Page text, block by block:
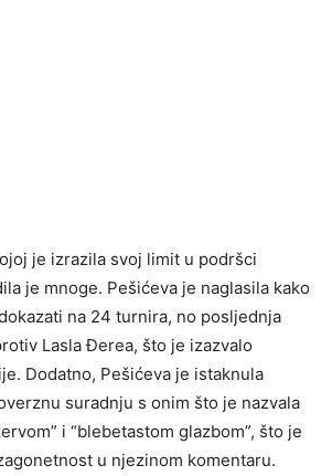
je izrazila svoj limit u podršci
je mnoge. Pešićeva je naglasila kako
na 24 turnira, no posljednja
Lasla Đerea, što je izazvalo
Dodatno, Pešićeva je istaknula
suradnju s onim što je nazvala
i “blebetastom glazbom”, što je
u njezinom komentaru.